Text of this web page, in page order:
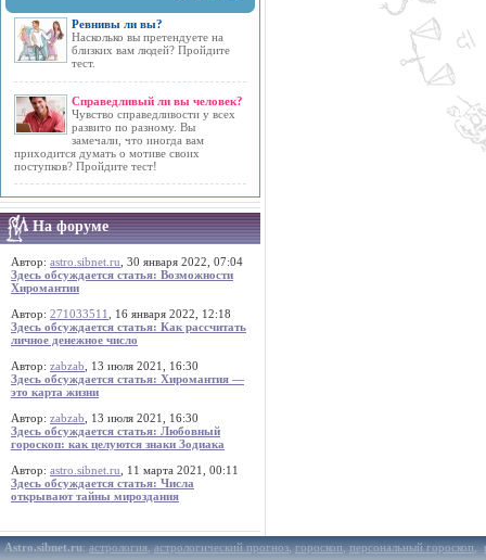
Ревнивы ли вы?
Насколько вы претендуете на
близких вам людей? Пройдите
тест.
Справедливый ли вы человек?
Чувство справедливости у всех
развито по разному. Вы
замечали, что иногда вам
приходится думать о мотиве своих
поступков? Пройдите тест!
На форуме
Автор: astro.sibnet.ru , 30 января 2022, 07:04
Здесь обсуждается статья: Возможности
Хиромантии
Автор: 271033511
, 16 января 2022, 12:18
Здесь обсуждается статья: Как рассчитать
личное денежное число
Автор: zabzab , 13 июля 2021, 16:30
Здесь обсуждается статья: Хиромантия —
это карта жизни
Автор: zabzab , 13 июля 2021, 16:30
Здесь обсуждается статья: Любовный
гороскоп: как целуются знаки Зодиака
Автор: astro.sibnet.ru , 11 марта 2021, 00:11
Здесь обсуждается статья: Числа
открывают тайны мироздания
Astro.sibnet.ru:астрология,астрологический прогноз,гороскоп,персональный гороскоп,